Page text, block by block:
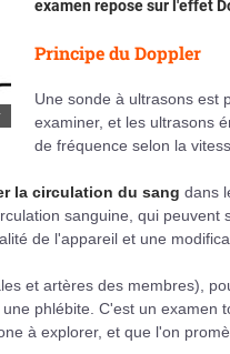
examen repose sur l'effet
Principe du Doppler
Une sonde à ultrasons est
examiner, et les ultrasons
de fréquence selon la
la circulation du sang dans
sanguine, qui
de l'appareil et une
et artères des membres),
phlébite. C'est un examen
à explorer, et que l'on